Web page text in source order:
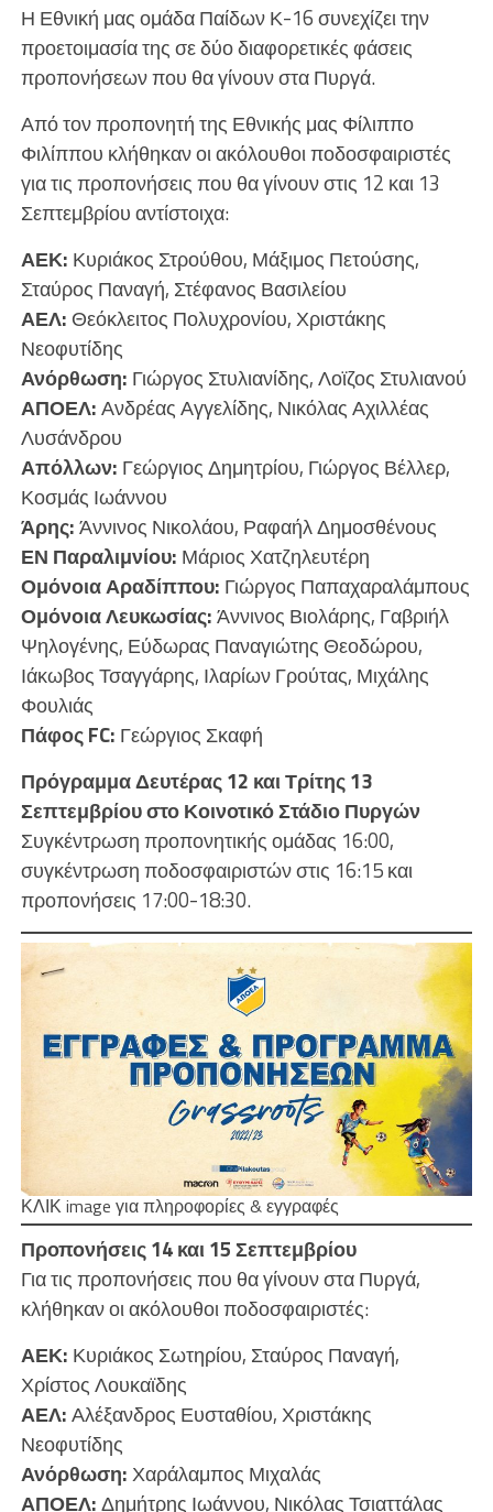
Η Εθνική μας ομάδα Παίδων Κ-16 συνεχίζει την
προετοιμασία της σε δύο διαφορετικές φάσεις
προπονήσεων που θα γίνουν στα Πυργά.
Από τον προπονητή της Εθνικής μας Φίλιππο
Φιλίππου κλήθηκαν οι ακόλουθοι ποδοσφαιριστές
για τις προπονήσεις που θα γίνουν στις 12 και 13
Σεπτεμβρίου αντίστοιχα:
ΑΕΚ: Κυριάκος Στρούθου, Μάξιμος Πετούσης,
Σταύρος Παναγή, Στέφανος Βασιλείου
ΑΕΛ: Θεόκλειτος Πολυχρονίου, Χριστάκης
Νεοφυτίδης
Ανόρθωση: Γιώργος Στυλιανίδης, Λοϊζος Στυλιανού
ΑΠΟΕΛ:Ανδρέας Αγγελίδης, Νικόλας Αχιλλέας
Λυσάνδρου
Απόλλων: Γεώργιος Δημητρίου, Γιώργος Βέλλερ,
Κοσμάς Ιωάννου
Άρης:Άννινος Νικολάου, Ραφαήλ Δημοσθένους
ΕΝ Παραλιμνίου: Μάριος Χατζηλευτέρη
Ομόνοια Αραδίππου: Γιώργος Παπαχαραλάμπους
Ομόνοια Λευκωσίας:Άννινος Βιολάρης, Γαβριήλ
Ψηλογένης, Εύδωρας Παναγιώτης Θεοδώρου,
Ιάκωβος Τσαγγάρης, Ιλαρίων Γρούτας, Μιχάλης
Φουλιάς
Πάφος FC: Γεώργιος Σκαφή
Πρόγραμμα Δευτέρας 12 και Τρίτης 13
Σεπτεμβρίου στο Κοινοτικό Στάδιο Πυργών
Συγκέντρωση προπονητικής ομάδας 16:00,
συγκέντρωση ποδοσφαιριστών στις 16:15 και
προπονήσεις 17:00-18:30.
ΚΛΙΚ image για πληροφορίες & εγγραφές
Προπονήσεις 14 και 15 Σεπτεμβρίου
Για τις προπονήσεις που θα γίνουν στα Πυργά,
κλήθηκαν οι ακόλουθοι ποδοσφαιριστές:
ΑΕΚ: Κυριάκος Σωτηρίου, Σταύρος Παναγή,
Χρίστος Λουκαϊδης
ΑΕΛ:Αλέξανδρος Ευσταθίου, Χριστάκης
Νεοφυτίδης
Ανόρθωση:Χαράλαμπος Μιχαλάς
ΑΠΟΕΛ:Δημήτρης Ιωάννου, Νικόλας Τσιαττάλας